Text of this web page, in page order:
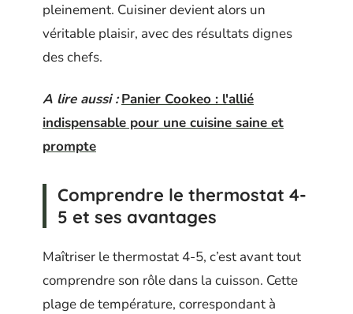
pleinement. Cuisiner devient alors un
véritable plaisir, avec des résultats dignes
des chefs.
A lire aussi : Panier Cookeo : l'allié
indispensable pour une cuisine saine et
prompte
Comprendre le thermostat 4-
5 et ses avantages
Maîtriser le thermostat 4-5, c’est avant tout
comprendre son rôle dans la cuisson. Cette
plage de température, correspondant à